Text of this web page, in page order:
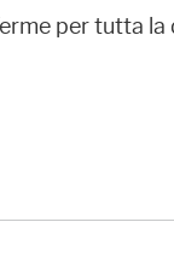
per tutta la